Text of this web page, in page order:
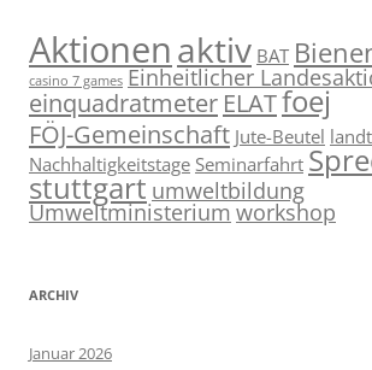
Aktionenaktiv BAT
casino 7 games Einheitlicher
einquadratmeter ELATfoej
FÖJ-Gemeinschaft Jute-Beutel
Nachhaltigkeitstage Seminarfahrt
stuttgart umweltbildung
Umweltministerium workshop
ARCHIV
Januar 2026